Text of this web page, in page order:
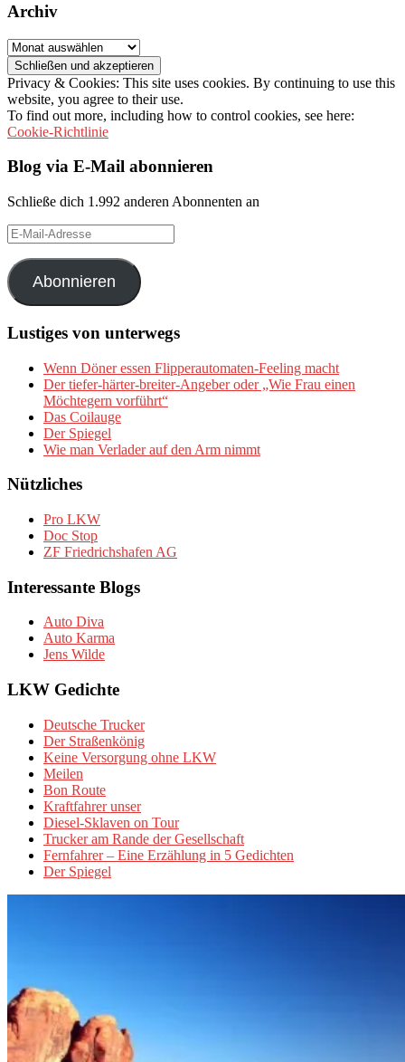
Archiv
Archiv
Privacy & Cookies: This site uses cookies. By continuing to use this
website, you agree to their use.
To find out more, including how to control cookies, see here:
Cookie-Richtlinie
Blog via E-Mail abonnieren
Schließe dich 1.992 anderen Abonnenten an
E-
Mail-
Adresse
Abonnieren
Lustiges von unterwegs
Wenn Döner essen Flipperautomaten-Feeling macht
Der tiefer-härter-breiter-Angeber oder „Wie Frau einen
Möchtegern vorführt“
Das Coilauge
Der Spiegel
Wie man Verlader auf den Arm nimmt
Nützliches
Pro LKW
Doc Stop
ZF Friedrichshafen AG
Interessante Blogs
Auto Diva
Auto Karma
Jens Wilde
LKW Gedichte
Deutsche Trucker
Der Straßenkönig
Keine Versorgung ohne LKW
Meilen
Bon Route
Kraftfahrer unser
Diesel-Sklaven on Tour
Trucker am Rande der Gesellschaft
Fernfahrer – Eine Erzählung in 5 Gedichten
Der Spiegel